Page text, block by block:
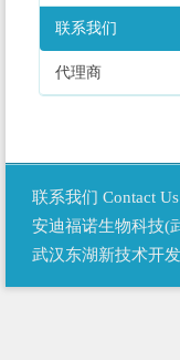
联系我们
代理商
联系我们 Contact Us
安迪福诺生物科技(
武汉东湖新技术开